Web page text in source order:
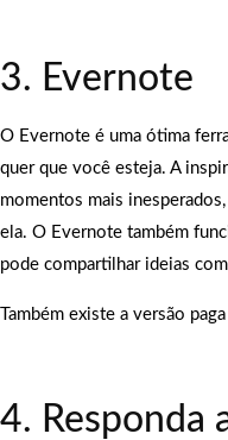
3. Evernote
O Evernote é uma ótima
quer que você esteja. A
momentos mais
ela. O Evernote também
pode compartilhar ideias
Também existe a versão
4. Responda